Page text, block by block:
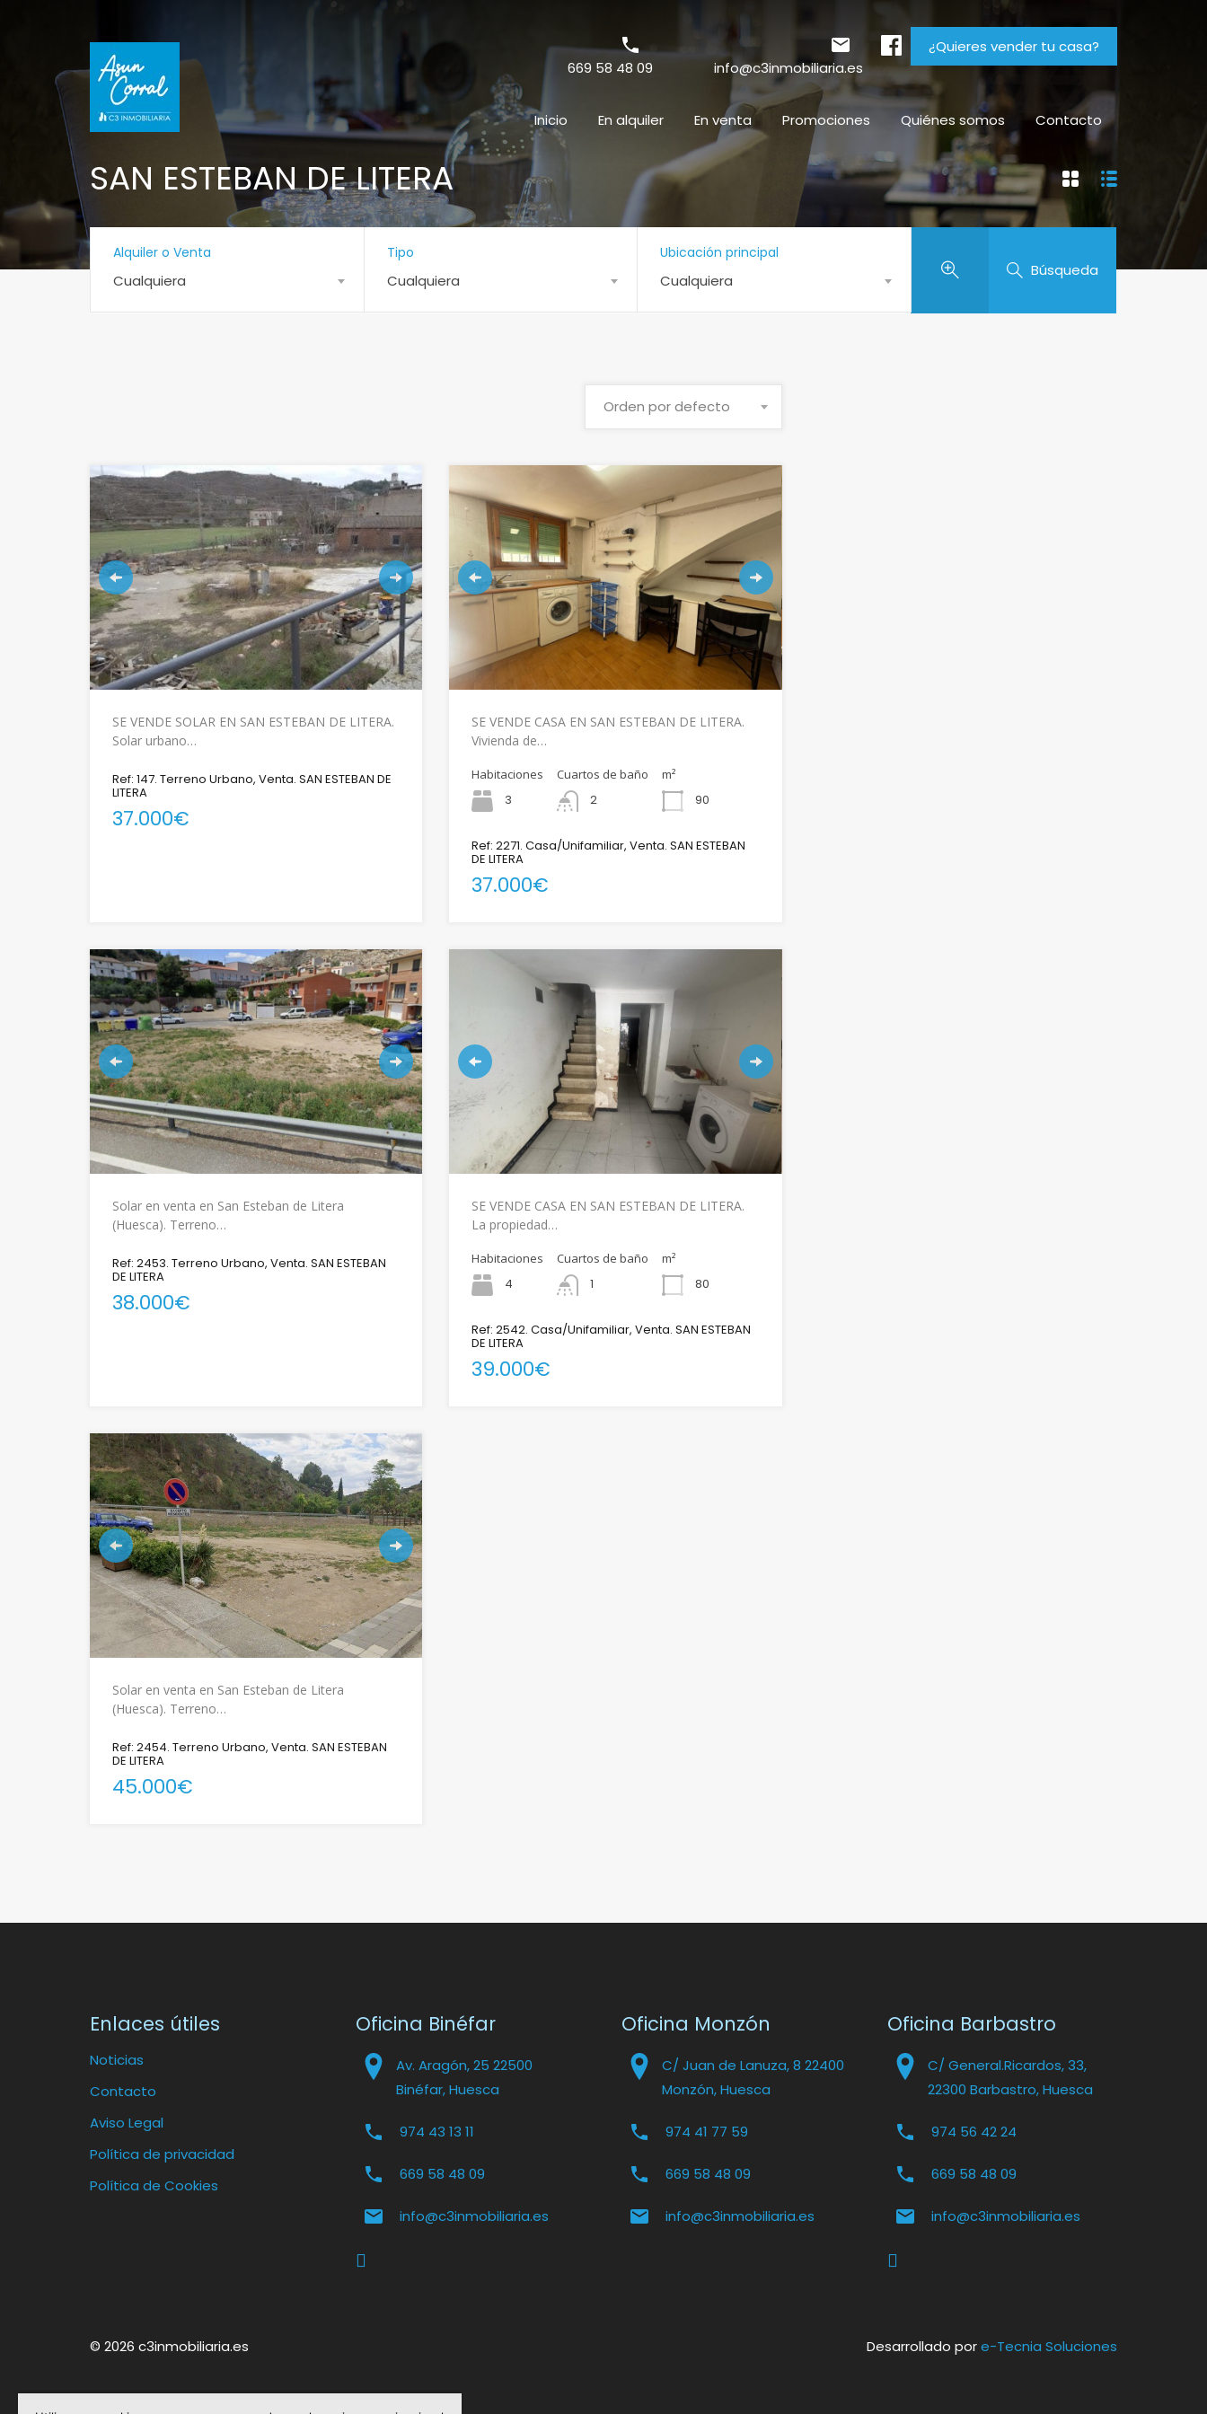
669 58 48 09 info@c3inmobiliaria.es
¿Quieres vender tu casa?
Inicio En alquiler En venta Promociones Quiénes somos Contacto
SAN ESTEBAN DE LITERA
Alquiler o Venta
Cualquiera
Tipo
Cualquiera
Ubicación principal
Cualquiera
Búsqueda
Orden por defecto
SE VENDE SOLAR EN SAN ESTEBAN DE LITERA.
Solar urbano…
Ref: 147. Terreno Urbano, Venta. SAN ESTEBAN DE
LITERA
37.000€
SE VENDE CASA EN SAN ESTEBAN DE LITERA.
Vivienda de…
Habitaciones
3
Cuartos de baño
2
m²
90
Ref: 2271. Casa/Unifamiliar, Venta. SAN ESTEBAN
DE LITERA
37.000€
Solar en venta en San Esteban de Litera
(Huesca). Terreno…
Ref: 2453. Terreno Urbano, Venta. SAN ESTEBAN
DE LITERA
38.000€
SE VENDE CASA EN SAN ESTEBAN DE LITERA.
La propiedad…
Habitaciones
4
Cuartos de baño
1
m²
80
Ref: 2542. Casa/Unifamiliar, Venta. SAN ESTEBAN
DE LITERA
39.000€
Solar en venta en San Esteban de Litera
(Huesca). Terreno…
Ref: 2454. Terreno Urbano, Venta. SAN ESTEBAN
DE LITERA
45.000€
Enlaces útiles
Noticias
Contacto
Aviso Legal
Política de privacidad
Política de Cookies
Oficina Binéfar
Av. Aragón, 25 22500
Binéfar, Huesca
974 43 13 11
669 58 48 09
info@c3inmobiliaria.es
Oficina Monzón
C/ Juan de Lanuza, 8 22400
Monzón, Huesca
974 41 77 59
669 58 48 09
info@c3inmobiliaria.es
Oficina Barbastro
C/ General.Ricardos, 33,
22300 Barbastro, Huesca
974 56 42 24
669 58 48 09
info@c3inmobiliaria.es
© 2026 c3inmobiliaria.es Desarrollado pore-Tecnia Soluciones